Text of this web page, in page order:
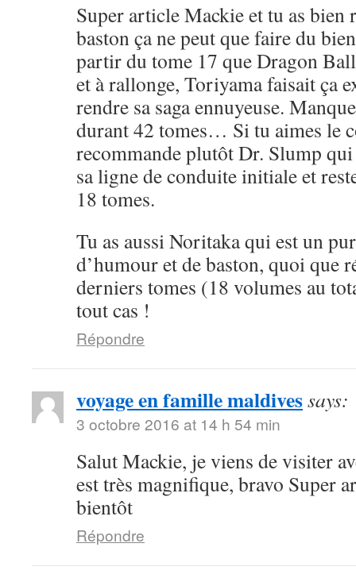
Super article Mackie et tu as bien
baston ça ne peut que faire du
partir du tome 17 que Dragon
et à rallonge, Toriyama faisait ça
rendre sa saga ennuyeuse.
durant 42 tomes… Si tu aimes le
recommande plutôt Dr. Slump qui
sa ligne de conduite initiale et
18 tomes.
Tu as aussi Noritaka qui est un
d’humour et de baston, quoi que
derniers tomes (18 volumes au
tout cas !
Répondre
voyage en famille maldivessays:
3 octobre 2016 at 14 h 54 min
Salut Mackie, je viens de visiter
est très magnifique, bravo Super
bientôt
Répondre